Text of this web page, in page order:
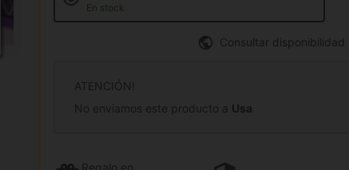
En stock
Consultar disponibilidad
ATENCIÓN!
No enviamos este producto a Usa
Regalo en